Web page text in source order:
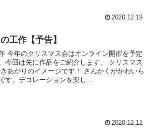
2020.12.19
工作【予告】
今年のクリスマス会はオンライン開催を予定
今回は先に作品をご紹介します。 クリスマス
あがりのイメージです！ さんかくがかわいら
す。デコレーションを楽し...
2020.12.12